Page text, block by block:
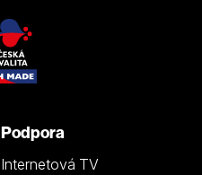
Podpora
Internetová TV